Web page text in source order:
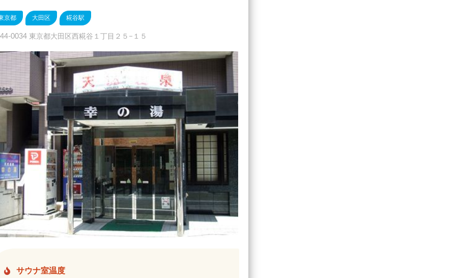
京都 大田区 糀谷駅
0034 東京都大田区西糀谷１丁目２５−１５
サウナ室温度